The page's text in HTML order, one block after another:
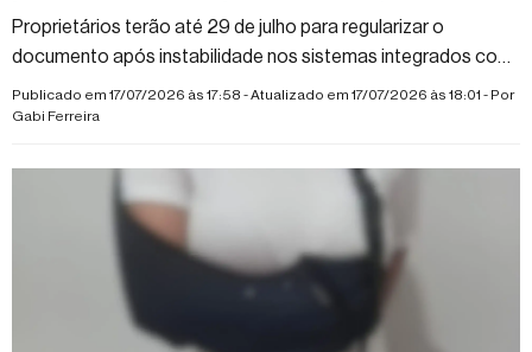
Proprietários terão até 29 de julho para regularizar o
documento após instabilidade nos sistemas integrados com
a Sefaz
Publicado em 17/07/2026 às 17:58 - Atualizado em 17/07/2026 às 18:01 - Por
Gabi Ferreira